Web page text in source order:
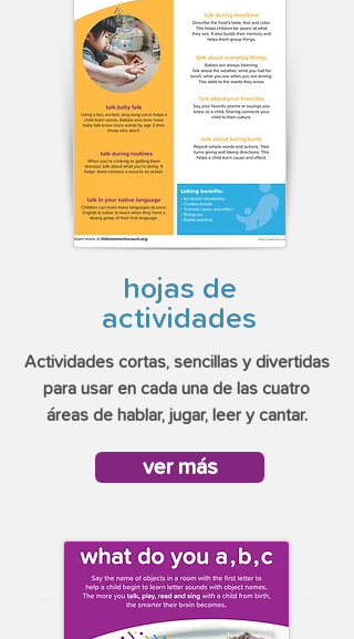
hojas de
actividades
Actividades cortas, sencillas y divertidas
para usar en cada una de las cuatro
áreas de hablar, jugar, leer y cantar.
ver más